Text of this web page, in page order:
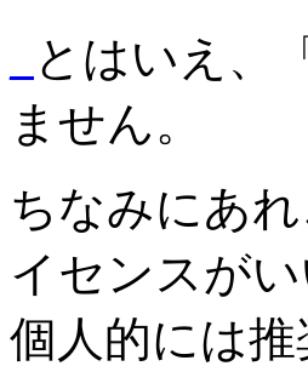
とはいえ、
ません。
ちなみにあ
イセンスが
個人的には